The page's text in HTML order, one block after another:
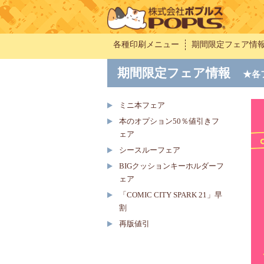
各種印刷メニュー 期間限定フェア情
期間限定フェア情報 ★各
ミニ本フェア
本のオプション50％値引きフ
ェア
シースルーフェア
BIGクッションキーホルダーフ
ェア
「COMIC CITY SPARK 21」早
割
再版値引